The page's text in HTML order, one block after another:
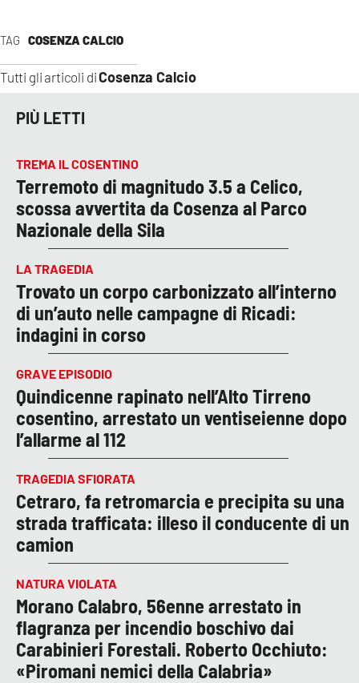
TAG COSENZA CALCIO
Tutti gli articoli diCosenza Calcio
PIÙ LETTI
TREMA IL COSENTINO
Terremoto di magnitudo 3.5 a Celico,
scossa avvertita da Cosenza al Parco
Nazionale della Sila
LA TRAGEDIA
Trovato un corpo carbonizzato all’interno
di un’auto nelle campagne di Ricadi:
indagini in corso
GRAVE EPISODIO
Quindicenne rapinato nell’Alto Tirreno
cosentino, arrestato un ventiseienne dopo
l’allarme al 112
TRAGEDIA SFIORATA
Cetraro, fa retromarcia e precipita su una
strada trafficata: illeso il conducente di un
camion
NATURA VIOLATA
Morano Calabro, 56enne arrestato in
flagranza per incendio boschivo dai
Carabinieri Forestali. Roberto Occhiuto:
«Piromani nemici della Calabria»